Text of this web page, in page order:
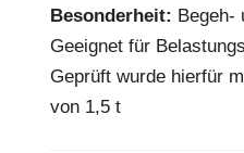
Besonderheit: Begeh-
Geeignet für
Geprüft wurde hierfür
von 1,5 t